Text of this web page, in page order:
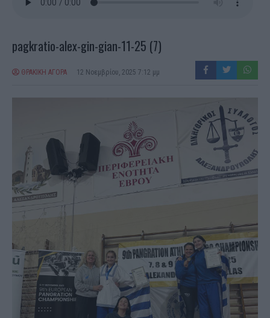
pagkratio-alex-gin-gian-11-25 (7)
ΘΡΑΚΙΚΗ ΑΓΟΡΑ 12 Νοεμβρίου, 2025 7:12 μμ